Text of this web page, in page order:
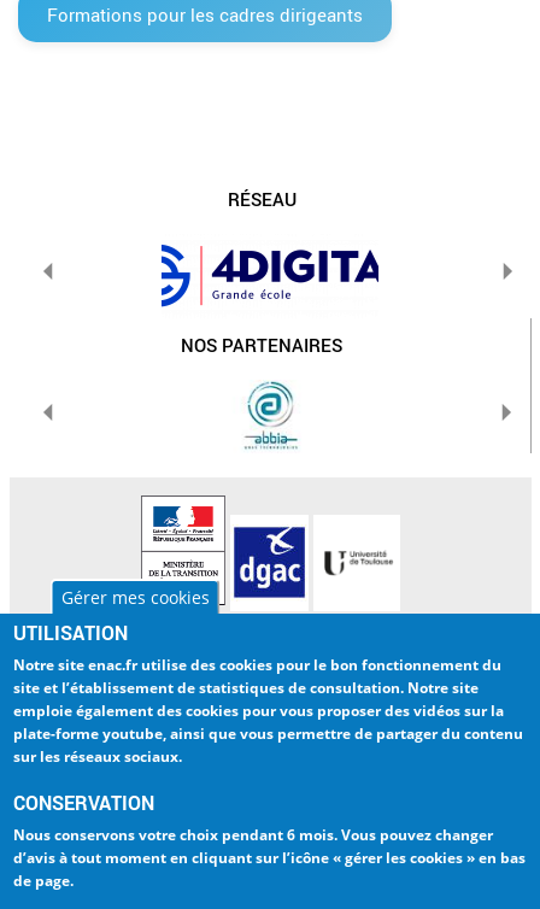
Gérer mes cookies
UTILISATION
Notre site enac.fr utilise des cookies pourle bon fonctionnement du
site et l’établissement de statistiques de consultation. Notre site
emploie également des cookies pourvous proposer des vidéos sur la
plate-forme youtube, ainsi que vous permettre de partager du contenu
sur les réseaux sociaux.
CONSERVATION
Nous conservons votre choix pendant 6 mois. Vous pouvez changer
d’avis à tout moment en cliquant surl’icône « gérer les cookies » en bas
de page.
Formations pour les cadres dirigeants
RÉSEAU
NOS PARTENAIRES
LA RECHERCHE
ENTREPRISES
BIBLIOTHEQUE
ENAC NUMERIQUE
INTRANET
ESPACE PRESSE
LA QUALITÉ - ISO 9001